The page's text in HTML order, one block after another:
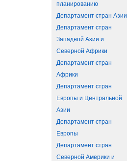
планированию
Департамент стран Азии
Департамент стран
Западной Азии и
Северной Африки
Департамент стран
Африки
Департамент стран
Европы и Центральной
Азии
Департамент стран
Европы
Департамент стран
Северной Америки и